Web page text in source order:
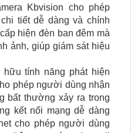
Kbvision cho phép
tiết dễ dàng và chính
hiện đèn ban đêm mà
ảnh, giúp giám sát hiệu
tính năng phát hiện
phép người dùng nhận
bất thường xảy ra trong
kết nối mạng dễ dàng
cho phép người dùng